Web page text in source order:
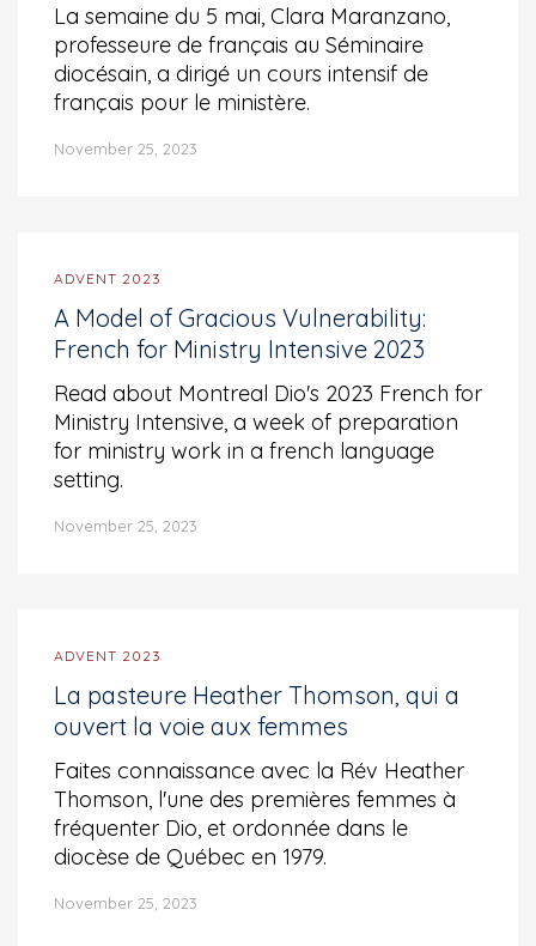
La semaine du 5 mai, Clara Maranzano,
professeure de français au Séminaire
diocésain, a dirigé un cours intensif de
français pour le ministère.
November 25, 2023
ADVENT 2023
A Model of Gracious Vulnerability:
French for Ministry Intensive 2023
Read about Montreal Dio's 2023 French for
Ministry Intensive, a week of preparation
for ministry work in a french language
setting.
November 25, 2023
ADVENT 2023
La pasteure Heather Thomson, qui a
ouvert la voie aux femmes
Faites connaissance avec la Rév Heather
Thomson, l'une des premières femmes à
fréquenter Dio, et ordonnée dans le
diocèse de Québec en 1979.
November 25, 2023